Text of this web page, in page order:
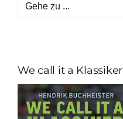
Gehe zu ...
We call it a Klassiker